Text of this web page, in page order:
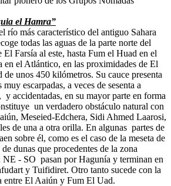
el Hamra”
río más característico del antiguo Sahara
todas las aguas de la parte norte del
Farsía al este, hasta Fum el Huad en el
en el Atlántico, en las proximidades de El
unos 450 kilómetros. Su cauce presenta
escarpadas, a veces de sesenta a
y accidentadas, en su mayor parte en forma
un verdadero obstáculo natural con
Meseied-Edchera, Sidi Ahmed Laarosi,
de una a otra orilla. En algunas partes de
sobre él, como es el caso de la meseta de
dunas que procedentes de la zona
- SO pasan por Hagunía y terminan en
y Tuifidiret. Otro tanto sucede con la
entre El Aaiún y Fum El Uad.